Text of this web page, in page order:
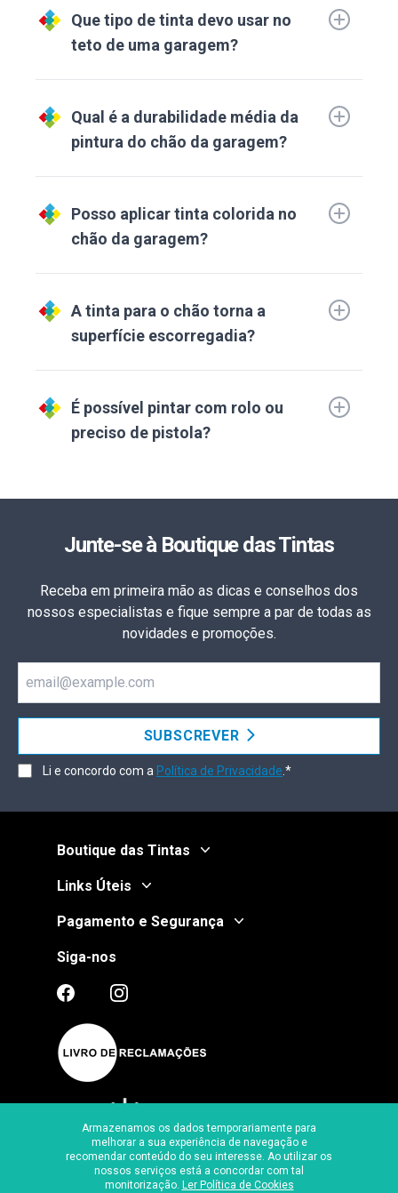
Que tipo de tinta devo usar no
teto de uma garagem?
Qual é a durabilidade média da
pintura do chão da garagem?
Posso aplicar tinta colorida no
chão da garagem?
A tinta para o chão torna a
superfície escorregadia?
É possível pintar com rolo ou
preciso de pistola?
Junte-se à Boutique das Tintas
Receba em primeira mão as dicas e conselhos dos
nossos especialistas e fique sempre a par de todas as
novidades e promoções.
SUBSCREVER
Li e concordo com a Política de Privacidade .*
Armazenamos os dados temporariamente para
melhorar a sua experiência de navegação e
recomendar conteúdo do seu interesse. Ao utilizar os
nossos serviços está a concordar com tal
monitorização. Ler Política de Cookies
Boutique das Tintas
Links Úteis
Pagamento e Segurança
Siga-nos
Certificado de Segurança